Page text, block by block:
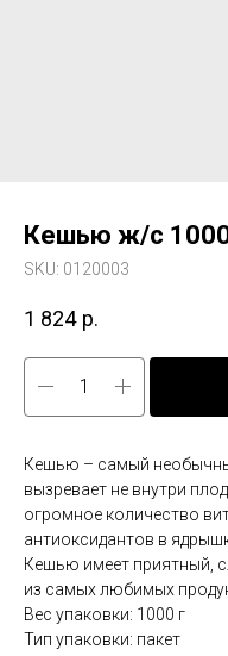
Кешью ж/с 1000
SKU: 0120003
1 824 р.
Кешью – самый
вызревает не внутри
огромное количество
антиоксидантов в
Кешью имеет приятный,
из самых любимых
Вес упаковки: 1000 г
Тип упаковки: пакет